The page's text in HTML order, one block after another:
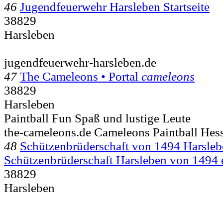
46 Jugendfeuerwehr Harsleben Startseite
38829
Harsleben
jugendfeuerwehr-harsleben.de
47 The Cameleons • Portal cameleons
38829
Harsleben
Paintball Fun Spaß und lustige Leute
the-cameleons.de Cameleons Paintball
48 Schützenbrüderschaft von 1494
Schützenbrüderschaft Harsleben von 1494
38829
Harsleben